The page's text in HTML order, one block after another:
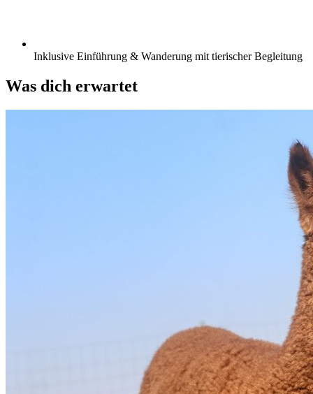
Inklusive Einführung & Wanderung mit tierischer Begleitung
Was dich erwartet